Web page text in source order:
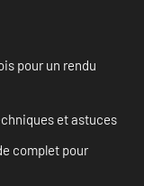
pour un rendu
et astuces
complet pour